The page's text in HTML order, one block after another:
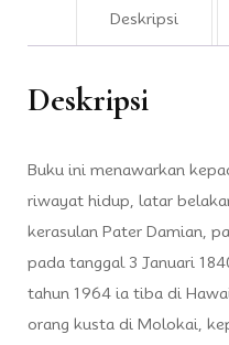
Deskripsi
Deskripsi
Buku ini menawarkan
riwayat hidup, latar
kerasulan Pater Damian,
pada tanggal 3 Januari
tahun 1964 ia tiba di
orang kusta di Molokai,